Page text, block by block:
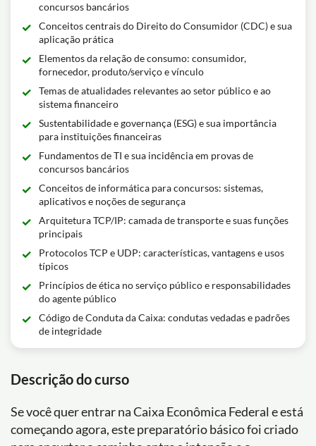
concursos bancários
Conceitos centrais do Direito do Consumidor (CDC) e sua
aplicação prática
Elementos da relação de consumo: consumidor,
fornecedor, produto/serviço e vínculo
Temas de atualidades relevantes ao setor público e ao
sistema financeiro
Sustentabilidade e governança (ESG) e sua importância
para instituições financeiras
Fundamentos de TI e sua incidência em provas de
concursos bancários
Conceitos de informática para concursos: sistemas,
aplicativos e noções de segurança
Arquitetura TCP/IP: camada de transporte e suas funções
principais
Protocolos TCP e UDP: características, vantagens e usos
típicos
Princípios de ética no serviço público e responsabilidades
do agente público
Código de Conduta da Caixa: condutas vedadas e padrões
de integridade
Descrição do curso
Se você quer entrar na Caixa Econômica Federal e está
começando agora, este preparatório básico foi criado